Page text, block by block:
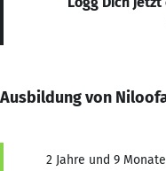
Ausbildung von
2 Jahre und 9